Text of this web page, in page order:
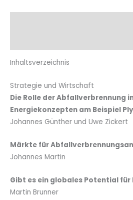
Inhaltsverzeichnis
Strategie und Wirtschaft
Die Rolle der Abfallverbrennung
Energiekonzepten am Beispiel
Johannes Günther und Uwe Zickert
Märkte für
Johannes Martin
Gibt es ein globales Potential für
Martin Brunner